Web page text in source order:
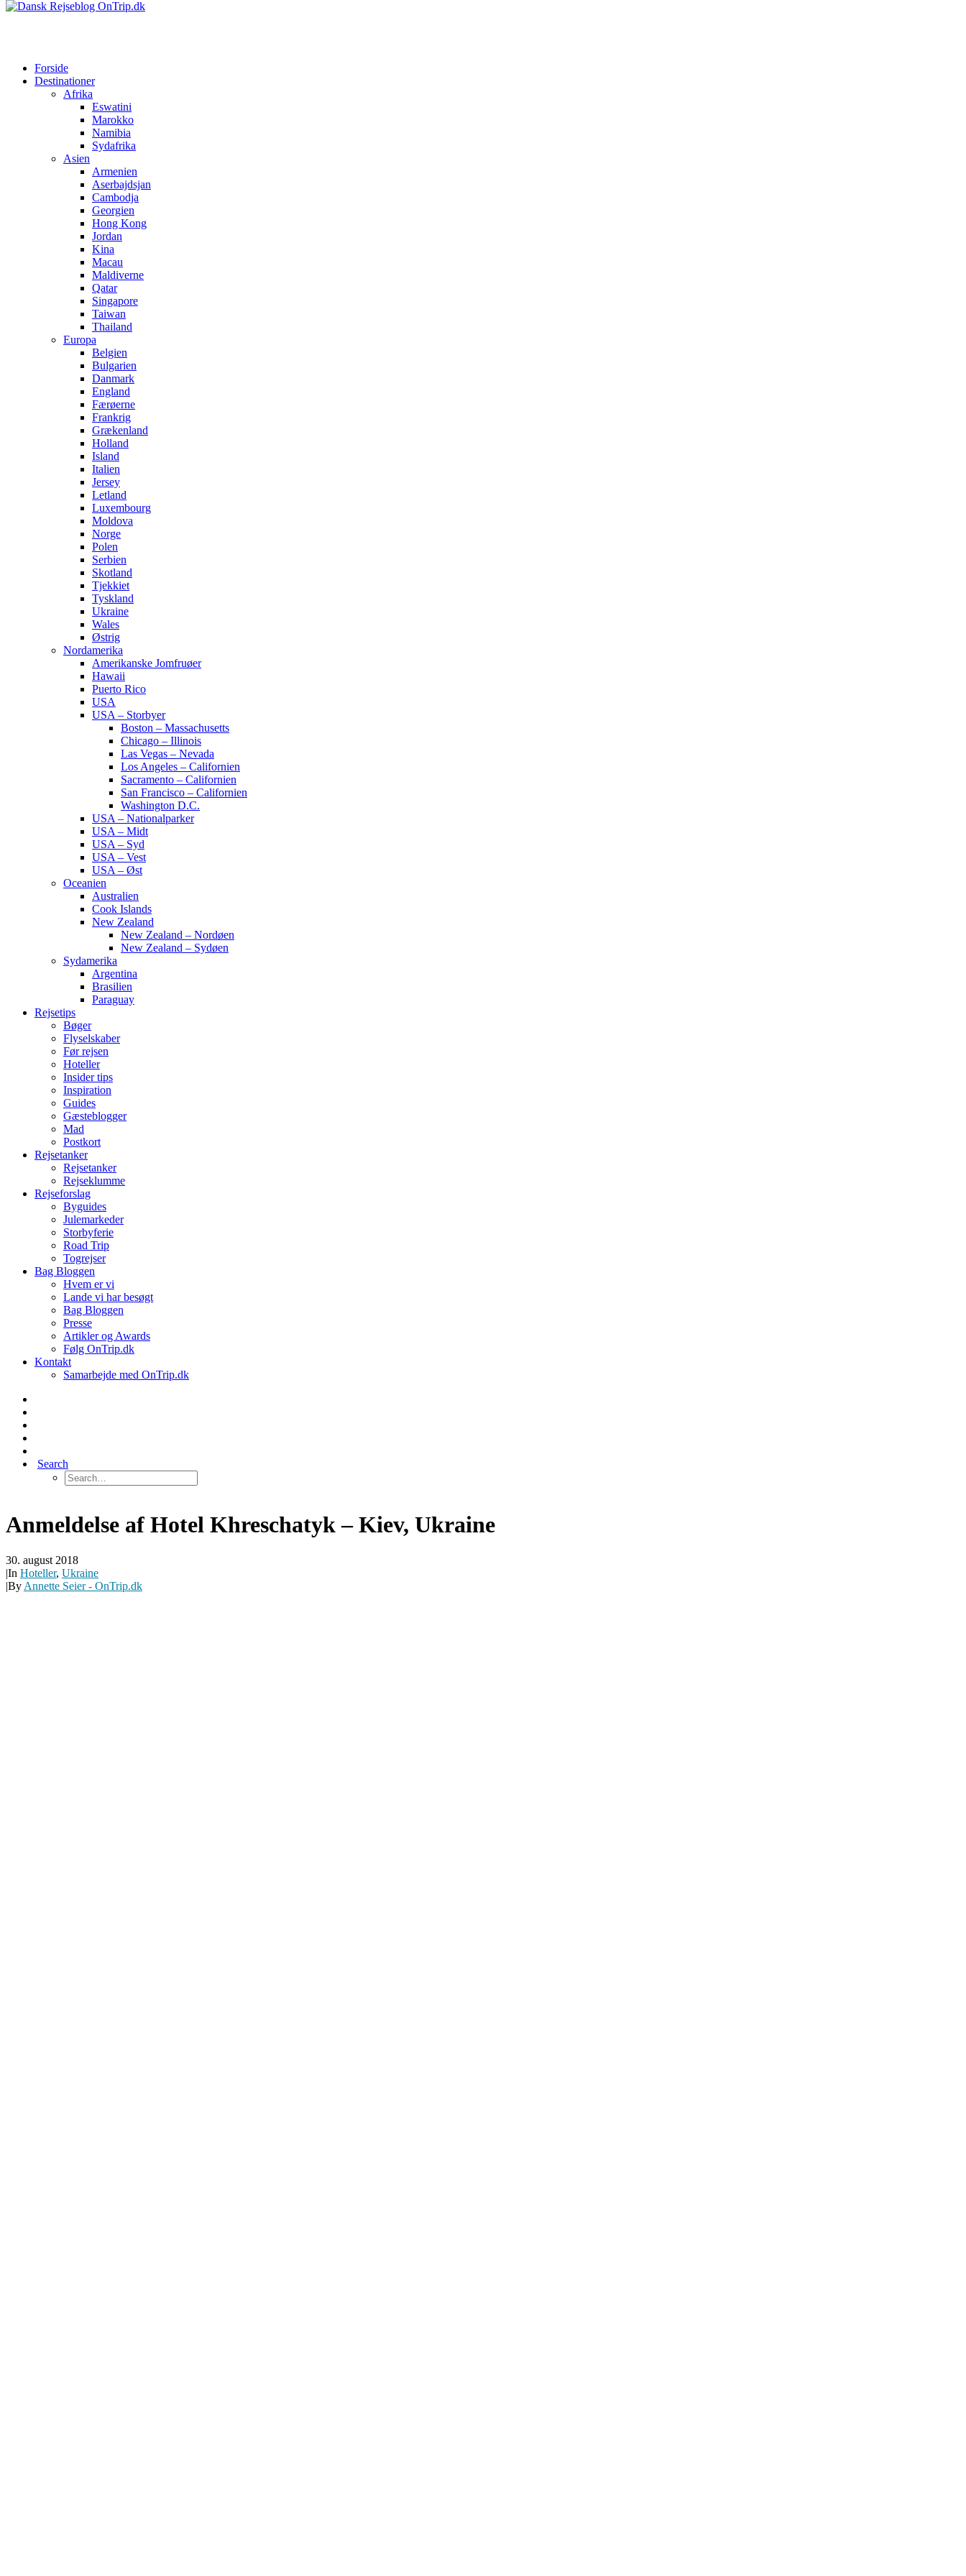
Forside
Destinationer
Afrika
Eswatini
Marokko
Namibia
Sydafrika
Asien
Armenien
Aserbajdsjan
Cambodja
Georgien
Hong Kong
Jordan
Kina
Macau
Maldiverne
Qatar
Singapore
Taiwan
Thailand
Europa
Belgien
Bulgarien
Danmark
England
Færøerne
Frankrig
Grækenland
Holland
Island
Italien
Jersey
Letland
Luxembourg
Moldova
Norge
Polen
Serbien
Skotland
Tjekkiet
Tyskland
Ukraine
Wales
Østrig
Nordamerika
Amerikanske Jomfruøer
Hawaii
Puerto Rico
USA
USA – Storbyer
Boston – Massachusetts
Chicago – Illinois
Las Vegas – Nevada
Los Angeles – Californien
Sacramento – Californien
San Francisco – Californien
Washington D.C.
USA – Nationalparker
USA – Midt
USA – Syd
USA – Vest
USA – Øst
Oceanien
Australien
Cook Islands
New Zealand
New Zealand – Nordøen
New Zealand – Sydøen
Sydamerika
Argentina
Brasilien
Paraguay
Rejsetips
Bøger
Flyselskaber
Før rejsen
Hoteller
Insider tips
Inspiration
Guides
Gæsteblogger
Mad
Postkort
Rejsetanker
Rejsetanker
Rejseklumme
Rejseforslag
Byguides
Julemarkeder
Storbyferie
Road Trip
Togrejser
Bag Bloggen
Hvem er vi
Lande vi har besøgt
Bag Bloggen
Presse
Artikler og Awards
Følg OnTrip.dk
Kontakt
Samarbejde med OnTrip.dk
Search
Anmeldelse af Hotel Khreschatyk – Kiev, Ukraine
30. august 2018
|In Hoteller, Ukraine
|By Annette Seier - OnTrip.dk